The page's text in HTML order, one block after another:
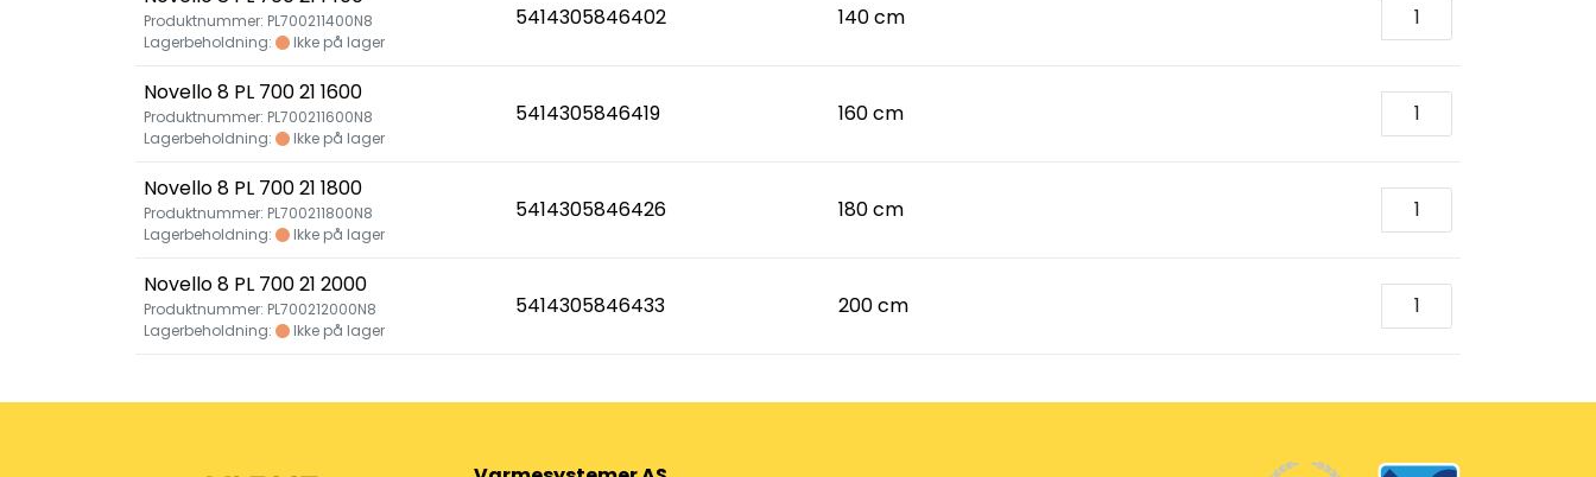
Produktnummer: PL700211400N8
Lagerbeholdning:
Ikke på lager
5414305846402 140 cm
Novello 8 PL 700 21 1600
Produktnummer: PL700211600N8
Lagerbeholdning:
Ikke på lager
5414305846419 160 cm
Novello 8 PL 700 21 1800
Produktnummer: PL700211800N8
Lagerbeholdning:
Ikke på lager
5414305846426 180 cm
Novello 8 PL 700 21 2000
Produktnummer: PL700212000N8
Lagerbeholdning:
Ikke på lager
5414305846433 200 cm